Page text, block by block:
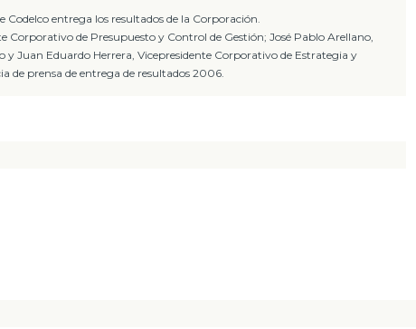
Codelco entrega los resultados de la Corporación.
Corporativo de Presupuesto y Control de Gestión; José Pablo Arellano,
y Juan Eduardo Herrera, Vicepresidente Corporativo de Estrategia y
de prensa de entrega de resultados 2006.